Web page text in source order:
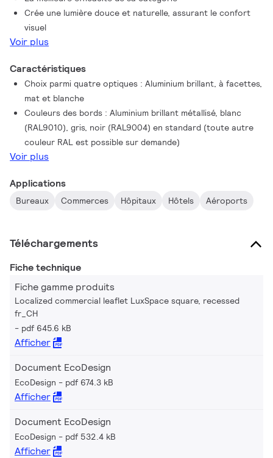
des couleurs). Il offre une vaste gamme d'options permettant
de créer l'ambiance souhaitée, quelle que soit l'application.
Crée une lumière douce et naturelle, assurant le confort
visuel
Voir plus
Caractéristiques
Choix parmi quatre optiques : Aluminium brillant, à facettes,
mat et blanche
Couleurs des bords : Aluminium brillant métallisé, blanc
(RAL9010), gris, noir (RAL9004) en standard (toute autre
couleur RAL est possible sur demande)
Voir plus
Applications
Bureaux Commerces Hôpitaux Hôtels Aéroports
Téléchargements
Fiche technique
Fiche gamme produits
Localized commercial leaflet LuxSpace square, recessed
fr_CH
pdf 645.6 kB
Afficher
Document EcoDesign
EcoDesign pdf 674.3 kB
Afficher
Document EcoDesign
EcoDesign pdf 532.4 kB
Afficher